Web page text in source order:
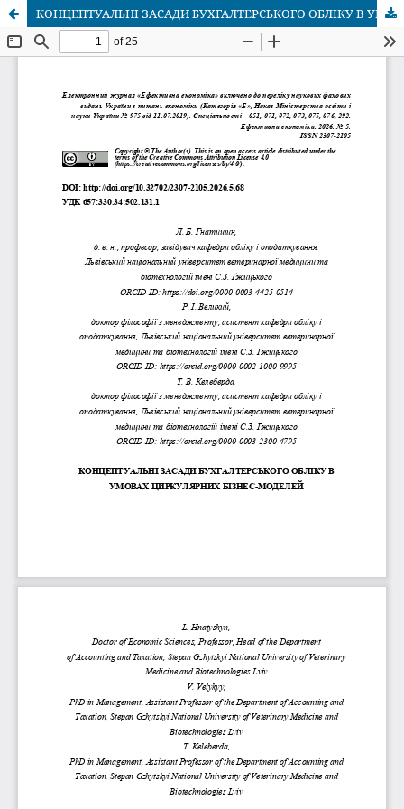
КОНЦЕПТУАЛЬНІ ЗАСАДИ БУХГАЛТЕРСЬКОГО ОБЛІКУ В УМОВАХ ЦИРКУЛЯРНИХ БІЗНЕС-МОДЕЛЕЙ